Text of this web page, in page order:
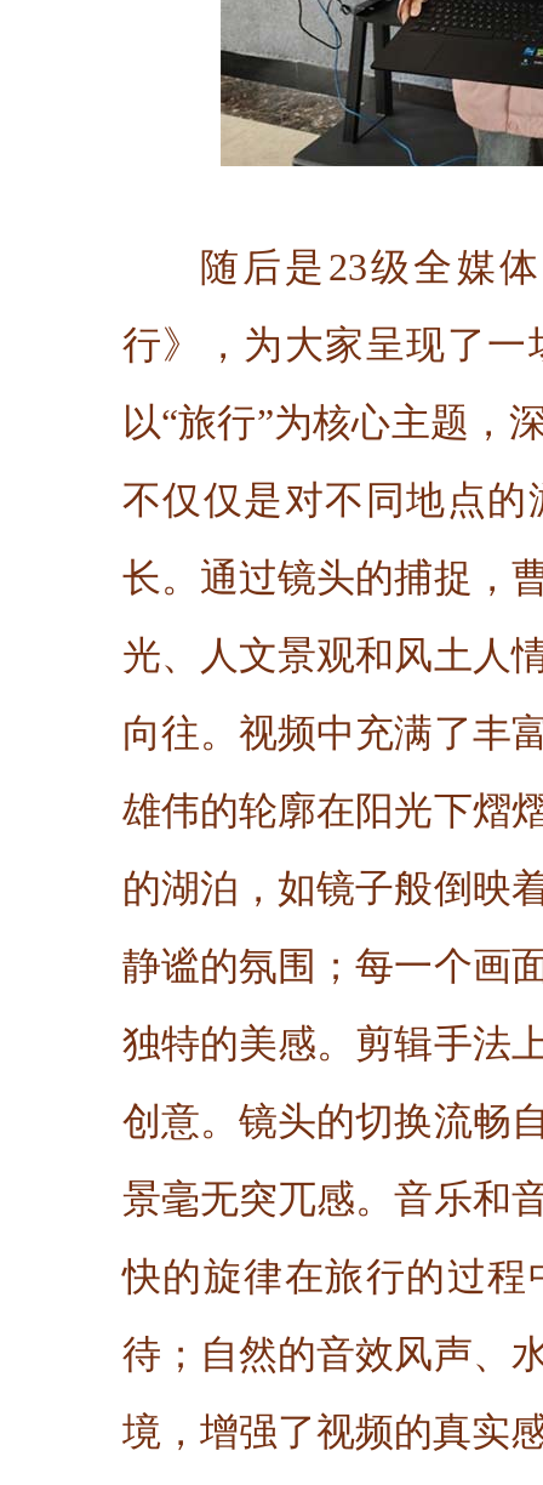
随后是23级全媒
行》，为大家呈现了
以“旅行”为核心主题，
不仅仅是对不同地点
长。通过镜头的捕捉，
光、人文景观和风土人
向往。视频中充满了丰
雄伟的轮廓在阳光下熠
的湖泊，如镜子般倒映
静谧的氛围；每一个画
独特的美感。剪辑手法
创意。镜头的切换流畅
景毫无突兀感。音乐和
快的旋律在旅行的过
待；自然的音效风声、
境，增强了视频的真实